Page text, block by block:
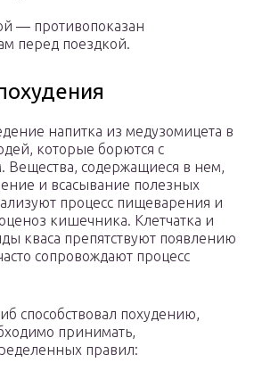
— противопоказан
перед поездкой.
напитка из медузомицета в
которые борются с
Вещества, содержащиеся в нем,
и всасывание полезных
процесс пищеварения и
кишечника. Клетчатка и
кваса препятствуют появлению
сопровождают процесс
способствовал похудению,
принимать,
правил: